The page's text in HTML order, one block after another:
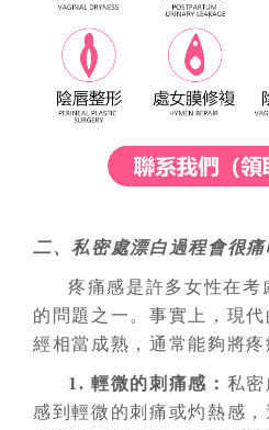
二、私密處漂白過程會很痛
疼痛感是許多女性在考
的問題之一。事實上，現
經相當成熟，通常能夠將疼
1. 輕微的刺痛感 ： 私密
感到輕微的刺痛或灼熱感